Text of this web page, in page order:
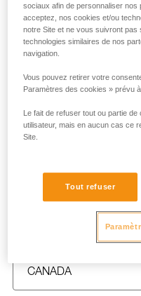
PRÉNOM *
sociaux afin de personnaliser
acceptez, nos cookies et/ou
notre Site et ne vous suivront pas
technologies similaires de nos
navigation.
Vous pouvez retirer votre
Paramètres des cookies » prévu
Le fait de refuser tout ou partie
utilisateur, mais en aucun cas ce
Site.
Tout refuser